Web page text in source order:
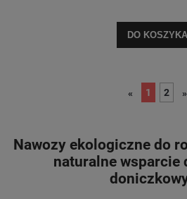
DO KOSZYKA
« 1 2 »
Nawozy ekologiczne do
naturalne wsparcie